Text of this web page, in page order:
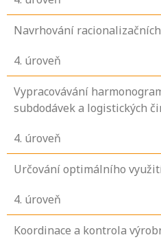
Navrhování
4. úroveň
Vypracovávání
subdodávek a logistických
4. úroveň
Určování optimálního
4. úroveň
Koordinace a kontrola